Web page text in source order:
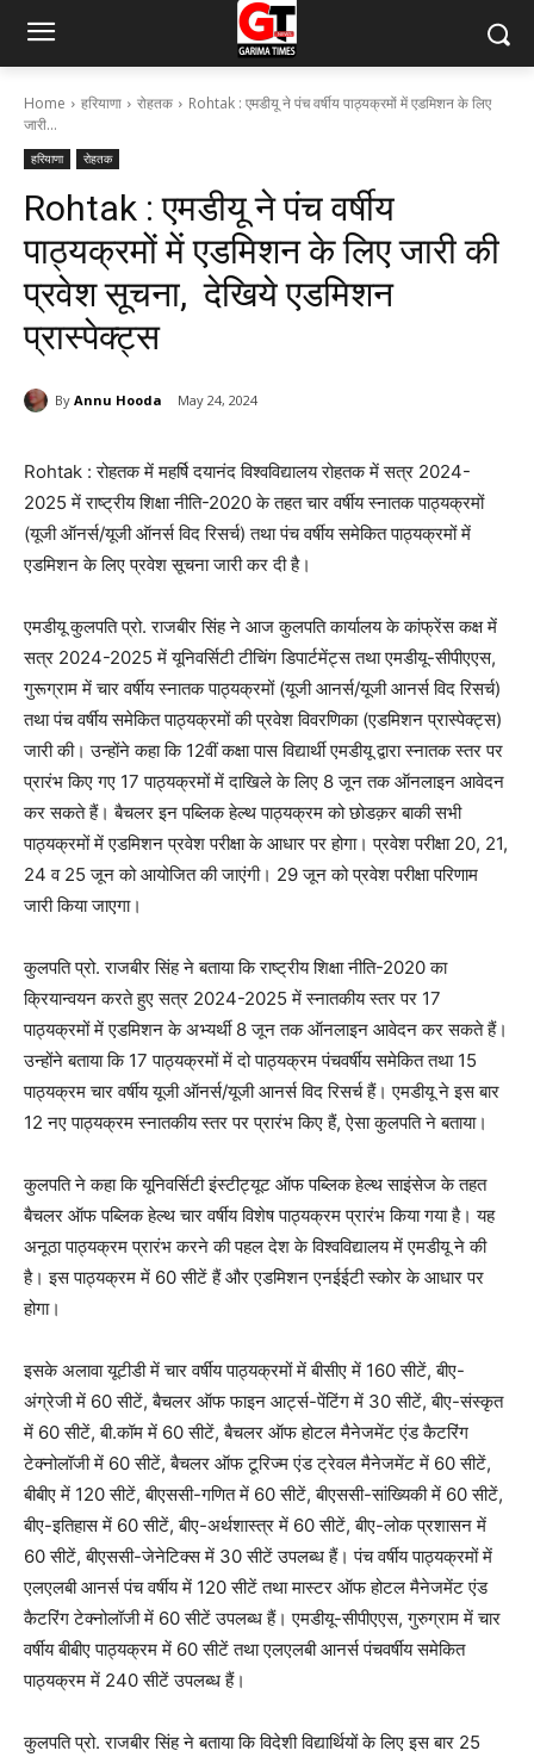
Home हरियाणा रोहतक
Rohtak : एमडीयू ने पंच वर्षीय पाठ्यक्रमों में एडमिशन के लिए
जारी...
हरियाणा रोहतक
Rohtak : एमडीयू ने पंच वर्षीय
पाठ्यक्रमों में एडमिशन के लिए जारी की
प्रवेश सूचना, देखिये एडमिशन
प्रास्पेक्ट्स
By Annu Hooda May 24, 2024
Rohtak : रोहतक में महर्षि दयानंद विश्वविद्यालय रोहतक में सत्र 2024-
2025 में राष्ट्रीय शिक्षा नीति-2020 के तहत चार वर्षीय स्नातक पाठ्यक्रमों
(यूजी ऑनर्स/यूजी ऑनर्स विद रिसर्च) तथा पंच वर्षीय समेकित पाठ्यक्रमों में
एडमिशन के लिए प्रवेश सूचना जारी कर दी है।
एमडीयू कुलपति प्रो. राजबीर सिंह ने आज कुलपति कार्यालय के कांफ्रेंस कक्ष में
सत्र 2024-2025 में यूनिवर्सिटी टीचिंग डिपार्टमेंट्स तथा एमडीयू-सीपीएएस,
गुरूग्राम में चार वर्षीय स्नातक पाठ्यक्रमों (यूजी आनर्स/यूजी आनर्स विद रिसर्च)
तथा पंच वर्षीय समेकित पाठ्यक्रमों की प्रवेश विवरणिका (एडमिशन प्रास्पेक्ट्स)
जारी की। उन्होंने कहा कि 12वीं कक्षा पास विद्यार्थी एमडीयू द्वारा स्नातक स्तर पर
प्रारंभ किए गए 17 पाठ्यक्रमों में दाखिले के लिए 8 जून तक ऑनलाइन आवेदन
कर सकते हैं। बैचलर इन पब्लिक हेल्थ पाठ्यक्रम को छोडक़र बाकी सभी
पाठ्यक्रमों में एडमिशन प्रवेश परीक्षा के आधार पर होगा। प्रवेश परीक्षा 20, 21,
24 व 25 जून को आयोजित की जाएंगी। 29 जून को प्रवेश परीक्षा परिणाम
जारी किया जाएगा।
कुलपति प्रो. राजबीर सिंह ने बताया कि राष्ट्रीय शिक्षा नीति-2020 का
क्रियान्वयन करते हुए सत्र 2024-2025 में स्नातकीय स्तर पर 17
पाठ्यक्रमों में एडमिशन के अभ्यर्थी 8 जून तक ऑनलाइन आवेदन कर सकते हैं।
उन्होंने बताया कि 17 पाठ्यक्रमों में दो पाठ्यक्रम पंचवर्षीय समेकित तथा 15
पाठ्यक्रम चार वर्षीय यूजी ऑनर्स/यूजी आनर्स विद रिसर्च हैं। एमडीयू ने इस बार
12 नए पाठ्यक्रम स्नातकीय स्तर पर प्रारंभ किए हैं, ऐसा कुलपति ने बताया।
कुलपति ने कहा कि यूनिवर्सिटी इंस्टीट्यूट ऑफ पब्लिक हेल्थ साइंसेज के तहत
बैचलर ऑफ पब्लिक हेल्थ चार वर्षीय विशेष पाठ्यक्रम प्रारंभ किया गया है। यह
अनूठा पाठ्यक्रम प्रारंभ करने की पहल देश के विश्वविद्यालय में एमडीयू ने की
है। इस पाठ्यक्रम में 60 सीटें हैं और एडमिशन एनईईटी स्कोर के आधार पर
होगा।
इसके अलावा यूटीडी में चार वर्षीय पाठ्यक्रमों में बीसीए में 160 सीटें, बीए-
अंग्रेजी में 60 सीटें, बैचलर ऑफ फाइन आर्ट्स-पेंटिंग में 30 सीटें, बीए-संस्कृत
में 60 सीटें, बी.कॉम में 60 सीटें, बैचलर ऑफ होटल मैनेजमेंट एंड कैटरिंग
टेक्नोलॉजी में 60 सीटें, बैचलर ऑफ टूरिज्म एंड ट्रेवल मैनेजमेंट में 60 सीटें,
बीबीए में 120 सीटें, बीएससी-गणित में 60 सीटें, बीएससी-सांख्यिकी में 60 सीटें,
बीए-इतिहास में 60 सीटें, बीए-अर्थशास्त्र में 60 सीटें, बीए-लोक प्रशासन में
60 सीटें, बीएससी-जेनेटिक्स में 30 सीटें उपलब्ध हैं। पंच वर्षीय पाठ्यक्रमों में
एलएलबी आनर्स पंच वर्षीय में 120 सीटें तथा मास्टर ऑफ होटल मैनेजमेंट एंड
कैटरिंग टेक्नोलॉजी में 60 सीटें उपलब्ध हैं। एमडीयू-सीपीएएस, गुरुग्राम में चार
वर्षीय बीबीए पाठ्यक्रम में 60 सीटें तथा एलएलबी आनर्स पंचवर्षीय समेकित
पाठ्यक्रम में 240 सीटें उपलब्ध हैं।
कुलपति प्रो. राजबीर सिंह ने बताया कि विदेशी विद्यार्थियों के लिए इस बार 25